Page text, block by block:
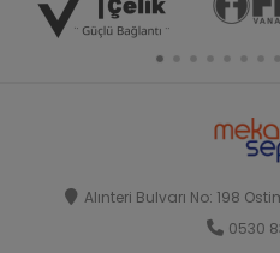
Alınteri Bulvarı No: 198
0530